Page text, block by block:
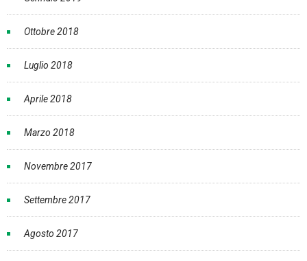
Ottobre 2018
Luglio 2018
Aprile 2018
Marzo 2018
Novembre 2017
Settembre 2017
Agosto 2017